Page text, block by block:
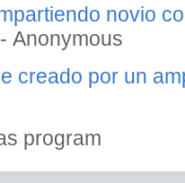
novio
- Anonymous
creado por un
program